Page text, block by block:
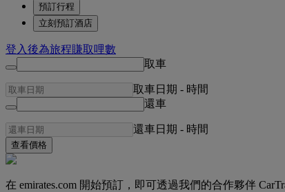
預訂行程
立刻預訂酒店
登入後為旅程賺取哩數
取車
取車日期 - 時間
還車
還車日期 - 時間
查看價格
在 emirates.com 開始預訂，即可透過我們的合作夥伴